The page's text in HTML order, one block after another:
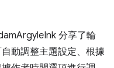
分享了輪
動調整主題設定、根據